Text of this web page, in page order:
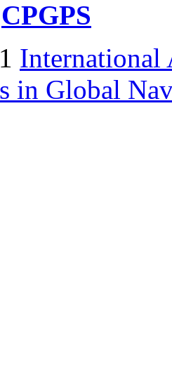
CPGPS
International
in Global